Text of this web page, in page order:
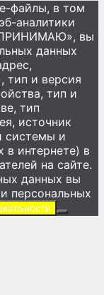
файлы, в том
аналитики
вы
данных
тип и версия
тип и
тип
источник
системы и
в интернете) в
на сайте.
данных вы
персональных